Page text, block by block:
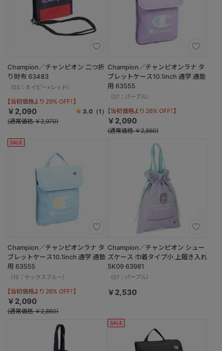
Champion／チャンピオン 二つ折
り財布 63483
（03：ネイビー×レッド）
【当初価格より 29% OFF！】
￥2,090 3.0（1）
(通常価格 ￥2,970)
Champion／チャンピオンラナ タ
ブレットケース10.1inch 通学 通塾
用 63555
（07：パープル）
【当初価格より 26% OFF！】
￥2,090
(通常価格 ￥2,860)
SALE
Champion／チャンピオンラナ タ
ブレットケース10.1inch 通学 通塾
用 63555
（15：サックスブルー）
【当初価格より 26% OFF！】
￥2,090
(通常価格 ￥2,860)
Champion／チャンピオン シュー
ズケース 巾着タイプ小 上履き入れ
5K09 63981
（07：パープル）
￥2,530
SALE